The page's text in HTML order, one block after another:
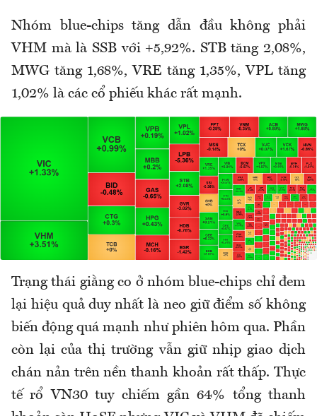
Nhóm blue-chips tăng dẫn đầu không phải
VHM mà là SSB với +5,92%. STB tăng 2,08%,
MWG tăng 1,68%, VRE tăng 1,35%, VPL tăng
1,02% là các cổ phiếu khác rất mạnh.
Trạng thái giằng co ở nhóm blue-chips chỉ đem
lại hiệu quả duy nhất là neo giữ điểm số không
biến động quá mạnh như phiên hôm qua. Phần
còn lại của thị trường vẫn giữ nhịp giao dịch
chán nản trên nền thanh khoản rất thấp. Thực
tế rổ VN30 tuy chiếm gần 64% tổng thanh